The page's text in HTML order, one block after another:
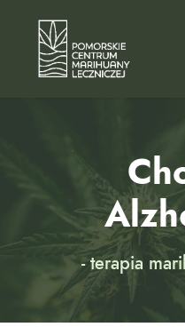
- terapia